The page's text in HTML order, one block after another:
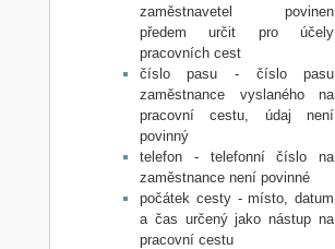
zaměstnavetel povinen
předem určit pro účely
pracovních cest
číslo pasu - číslo pasu
zaměstnance vyslaného na
pracovní cestu, údaj není
povinný
telefon - telefonní číslo na
zaměstnance není povinné
počátek cesty - místo, datum
a čas určený jako nástup na
pracovní cestu